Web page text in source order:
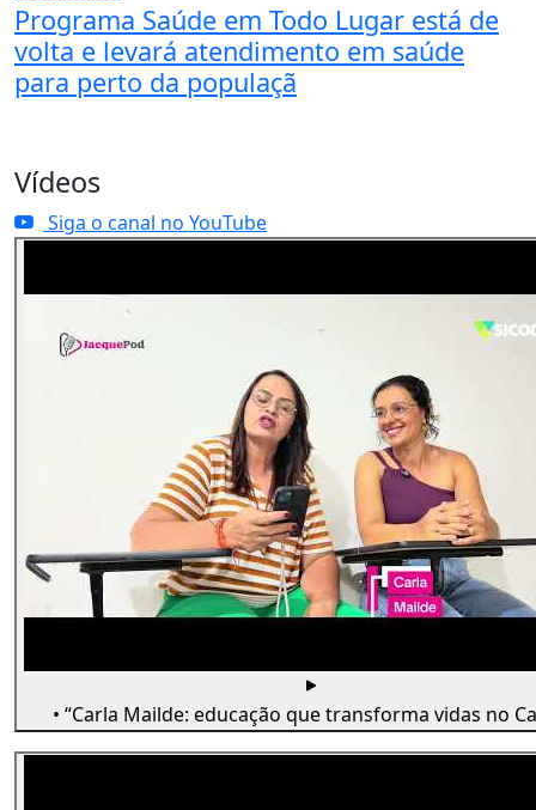
Programa Saúde em Todo Lugar está de
volta e levará atendimento em saúde
para perto da populaçã
Vídeos
Siga o canal no YouTube
• “Carla Mailde: educação que transforma vidas no